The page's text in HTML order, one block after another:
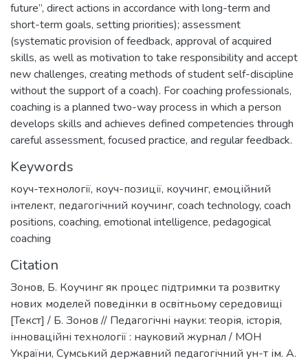
future”, direct actions in accordance with long-term and
short-term goals, setting priorities); assessment
(systematic provision of feedback, approval of acquired
skills, as well as motivation to take responsibility and accept
new challenges, creating methods of student self-discipline
without the support of a coach). For coaching professionals,
coaching is a planned two-way process in which a person
develops skills and achieves defined competencies through
careful assessment, focused practice, and regular feedback.
Keywords
коуч-технології, коуч-позиції, коучинг, емоційний
інтелект, педагогічний коучинг, coach technology, coach
positions, coaching, emotional intelligence, pedagogical
coaching
Citation
Зонов, Б. Коучинг як процес підтримки та розвитку
нових моделей поведінки в освітньому середовищі
[Текст] / Б. Зонов // Педагогічні науки: теорія, історія,
інноваційні технології : науковий журнал / МОН
України, Сумський державний педагогічний ун-т ім. А.